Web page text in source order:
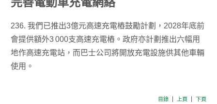
236. 我們已推出3億元高速充電樁鼓勵計劃，2028年底前
會提供額外3 000支高速充電樁。政府亦計劃推出六幅用
地作高速充電站，而巴士公司將開放充電設施供其他車輛
使用。
目錄 上頁 下頁